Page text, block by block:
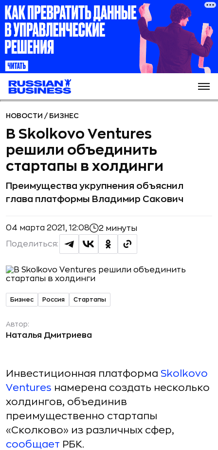
НОВОСТИ / БИЗНЕС
В Skolkovo Ventures
решили объединить
стартапы в холдинги
Преимущества укрупнения объяснил
глава платформы Владимир Сакович
04 марта 2021, 12:08 2 минуты
Поделиться:
Бизнес Россия Стартапы
Автор:
Наталья Дмитриева
Инвестиционная платформа Skolkovo
Ventures намерена создать несколько
холдингов, объединив
преимущественно стартапы
«Сколково» из различных сфер,
сообщает РБК.